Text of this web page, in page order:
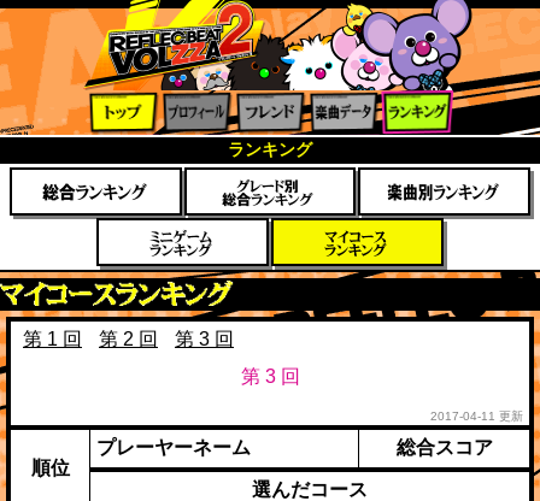
ィール
フレン
ド
楽曲デ
ータ
ング
ランキング
マイコースランキング
第 1 回 第 2 回
第 3 回
第 3 回
2017-04-11 更新
順位
プレーヤーネーム 総合スコア
選んだコース